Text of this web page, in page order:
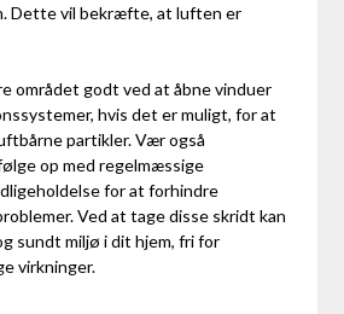
Dette vil bekræfte, at luften er
området godt ved at åbne vinduer
hvis det er muligt, for at
partikler. Vær også
op med regelmæssige
for at forhindre
Ved at tage disse skridt kan
sundt miljø i dit hjem, fri for
virkninger.